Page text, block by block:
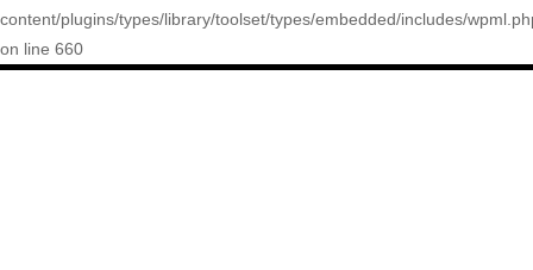
content/plugins/types/library/toolset/types/embedded/includes/
on line 660